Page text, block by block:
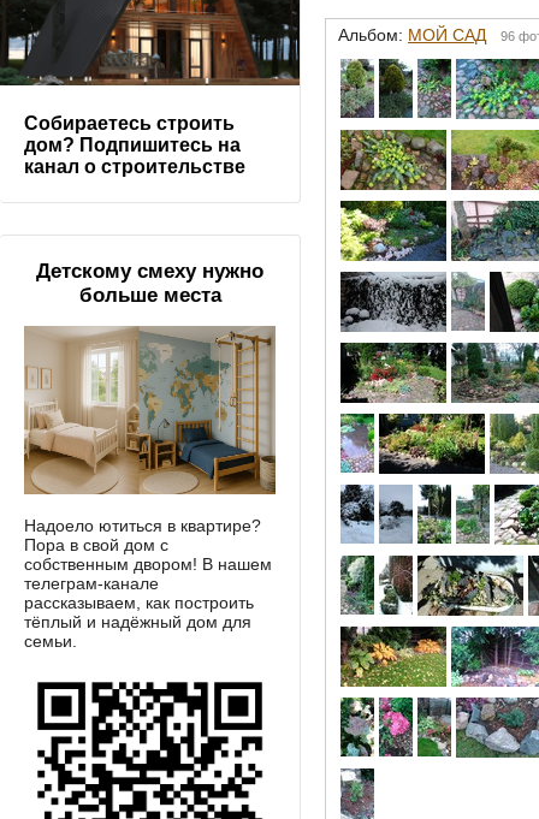
Альбом: МОЙ САД 96
Собираетесь строить
дом? Подпишитесь на
канал о строительстве
Детскому смеху нужно
больше места
Надоело ютиться в квартире?
Пора в свой дом с
собственным двором! В нашем
телеграм-канале
рассказываем, как построить
тёплый и надёжный дом для
семьи.